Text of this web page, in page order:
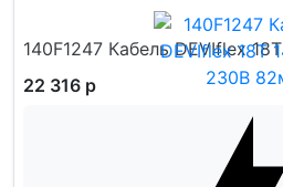
140F1247 Кабель DEVIflex
22 316 р